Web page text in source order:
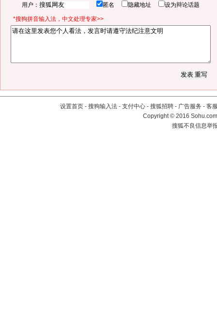
用户： 匿名 隐藏地址 设为辩论话题
*搜狗拼音输入法，中文处理专家>>
设置首页 - 搜狗输入法 - 支付中心 - 搜狐招聘 - 广告服务 - 客
Copyright©2016
搜狐不良信息举